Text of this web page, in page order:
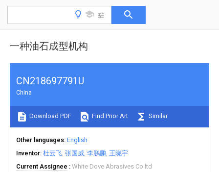
一种油石成型机构
CN218697791U
China
Download PDF Find Prior Art Similar
Other languages English
Inventor 杜云飞 张国威 李鹏鹏 王晓宇
Current Assignee
White Dove Abrasives Co ltd